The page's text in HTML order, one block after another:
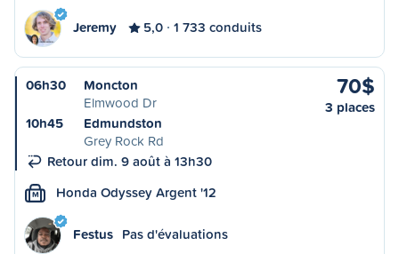
Jeremy 5,0 1 733 conduits
06h30
Moncton
Elmwood Dr
10h45
Edmundston
Grey Rock Rd
Retour dim. 9 août à 13h30
70$
3 places
M Honda Odyssey Argent '12
Festus Pas d'évaluations